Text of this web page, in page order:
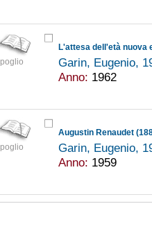
L'attesa dell'età nuova
Garin, Eugenio,
Anno: 1962
Augustin Renaudet
Garin, Eugenio,
Anno: 1959